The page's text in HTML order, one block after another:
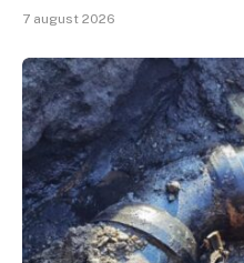
7 august 2026